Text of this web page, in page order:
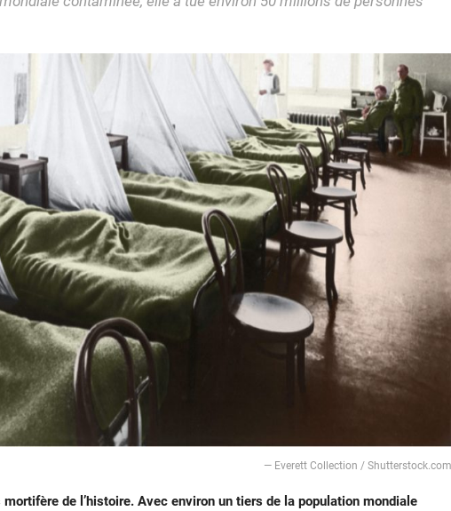
― Everett Collection / Shutterstock.com
de l’histoire. Avec environ un tiers de la population mondiale